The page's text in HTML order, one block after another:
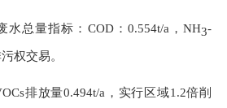
水总量指标： COD：0.554t/a，NH3-
权交易。
排放量0.494t/a ，实行区域1.2倍削